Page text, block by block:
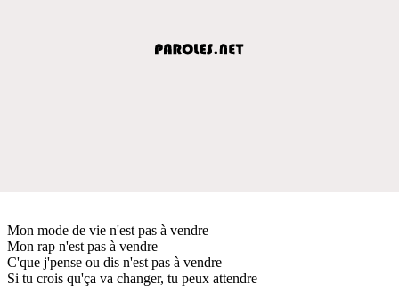
Mon mode de vie n'est pas à vendre
Mon rap n'est pas à vendre
C'que j'pense ou dis n'est pas à vendre
Si tu crois qu'ça va changer, tu peux attendre